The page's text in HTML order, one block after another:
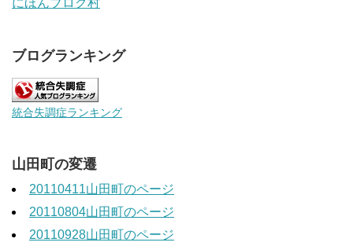
ブログランキング
統合失調症ランキング
山田町の変遷
20110411山田町のページ
20110804山田町のページ
20110928山田町のページ